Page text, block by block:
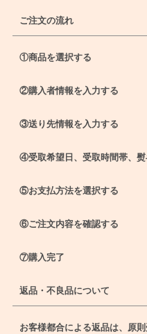
ご注文の流れ
①商品を選択する
②購入者情報を入力する
③送り先情報を入力する
④受取希望日、受取時間帯、
⑤お支払方法を選択する
⑥ご注文内容を確認する
⑦購入完了
返品・不良品について
お客様都合による返品は、原則